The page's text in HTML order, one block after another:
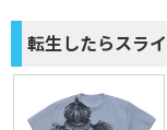
転生したらスラ